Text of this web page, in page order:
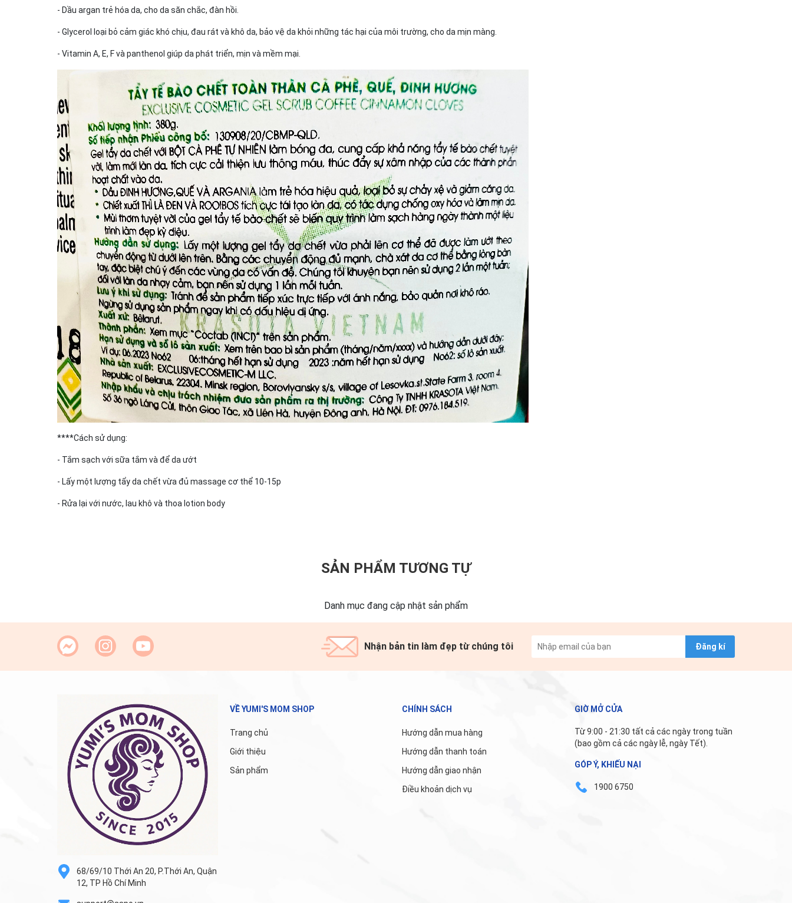
- Dầu argan trẻ hóa da, cho da săn chắc, đàn hồi.
- Glycerol loại bỏ cảm giác khó chịu, đau rát và khô da, bảo vệ da khỏi những tác hại của môi trường, cho da mịn màng.
- Vitamin A, E, F và panthenol giúp da phát triển, mịn và mềm mại.
****Cách sử dụng:
- Tắm sạch với sữa tắm và để da ướt
- Lấy một lượng tẩy da chết vừa đủ massage cơ thể 10-15p
- Rửa lại với nước, lau khô và thoa lotion body
SẢN PHẨM TƯƠNG TỰ
Danh mục đang cập nhật sản phẩm
Nhận bản tin làm đẹp từ chúng tôi Đăng kí
68/69/10 Thới An 20, P.Thới An, Quận
12, TP Hồ Chí Minh
VỀ YUMI'S MOM SHOP
Trang chủ
Giới thiệu
Sản phẩm
CHÍNH SÁCH
Hướng dẫn mua hàng
Hướng dẫn thanh toán
Hướng dẫn giao nhận
Điều khoản dịch vụ
GIỜ MỞ CỬA
Từ 9:00 - 21:30 tất cả các ngày trong tuần
(bao gồm cả các ngày lễ, ngày Tết).
GÓP Ý, KHIẾU NẠI
1900 6750